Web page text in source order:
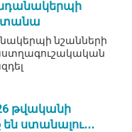
նշանների
թվականի
ստանալու․․․